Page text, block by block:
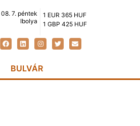
7. péntek
Ibolya
1 EUR 365 HUF
1 GBP 425 HUF
BULVÁR